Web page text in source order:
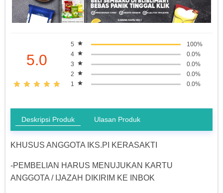
5.0
5
100%
4
0.0%
3
0.0%
2
0.0%
1
0.0%
Deskripsi Produk Ulasan Produk
KHUSUS ANGGOTA IKS.PI KERASAKTI
-PEMBELIAN HARUS MENUJUKAN KARTU
ANGGOTA / IJAZAH DIKIRIM KE INBOK